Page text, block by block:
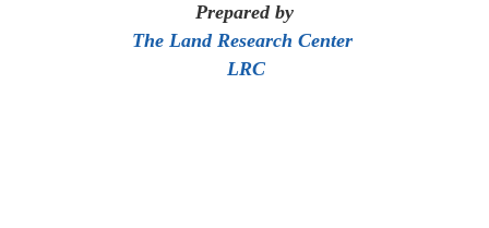
Prepared by
The Land Research Center
LRC